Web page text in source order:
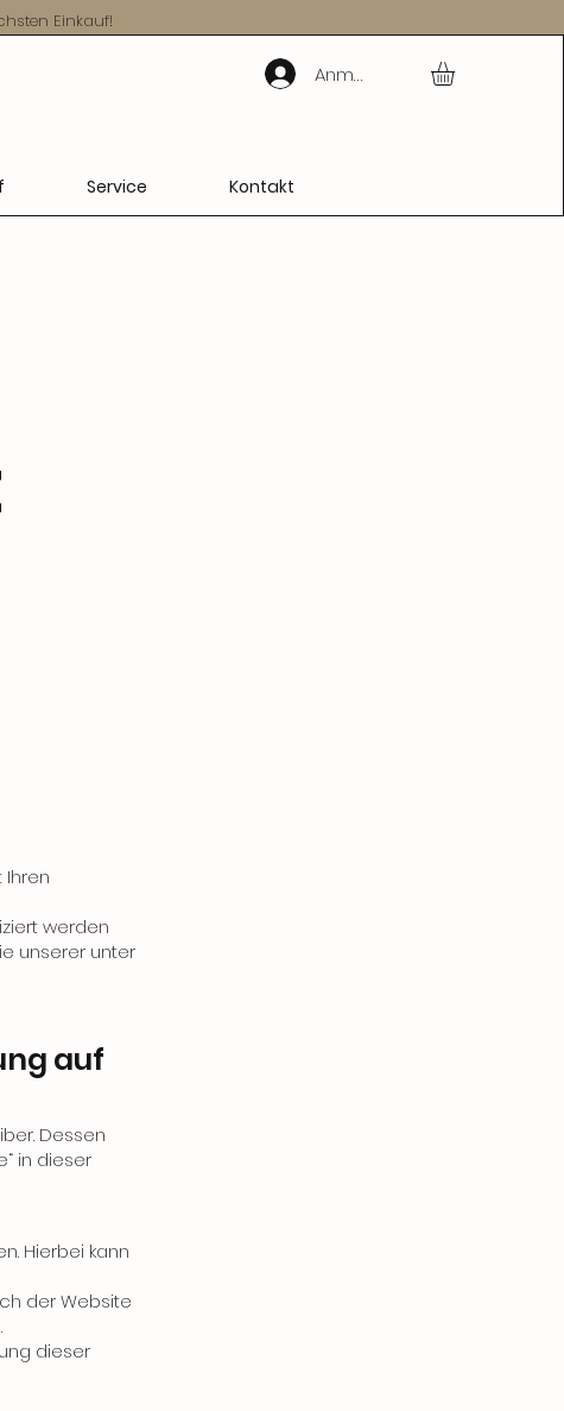
Einkauf!
Anmelden
Service Kontakt
werden
unserer unter
auf
Dessen
in dieser
Hierbei kann
der Website
dieser